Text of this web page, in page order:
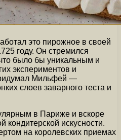
это пирожное в своей
году. Он стремился
было бы уникальным и
экспериментов и
Мильфей —
слоев заварного теста и
в Париже и вскоре
кондитерской искусности.
на королевских приемах